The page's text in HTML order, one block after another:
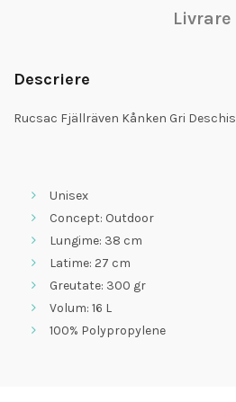
Livrare
Descriere
Rucsac Fjällräven Kånken Gri Deschis
Unisex
Concept: Outdoor
Lungime: 38 cm
Latime: 27 cm
Greutate: 300 gr
Volum: 16 L
100% Polypropylene